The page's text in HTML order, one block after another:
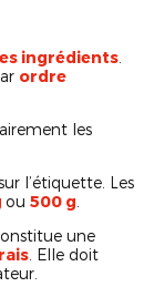
ingrédients
ordre
les
l’étiquette. Les
ou 500 g
une
. Elle doit